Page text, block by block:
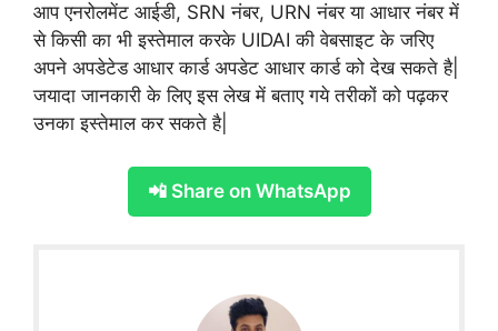
आप एनरोलमेंट आईडी, SRN नंबर, URN नंबर या आधार नंबर में
से किसी का भी इस्तेमाल करके UIDAI की वेबसाइट के जरिए
अपने अपडेटेड आधार कार्ड अपडेट आधार कार्ड को देख सकते है|
जयादा जानकारी के लिए इस लेख में बताए गये तरीकों को पढ़कर
उनका इस्तेमाल कर सकते है|
📲 Share on WhatsApp